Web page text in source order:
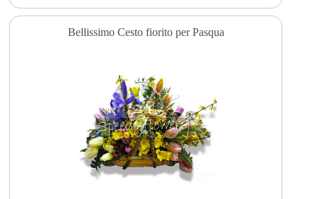
Bellissimo Cesto fiorito per Pasqua